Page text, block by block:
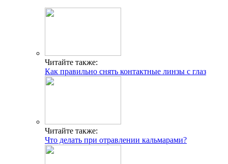
Читайте также:
Как правильно снять контактные линзы с глаз
Читайте также:
Что делать при отравлении кальмарами?